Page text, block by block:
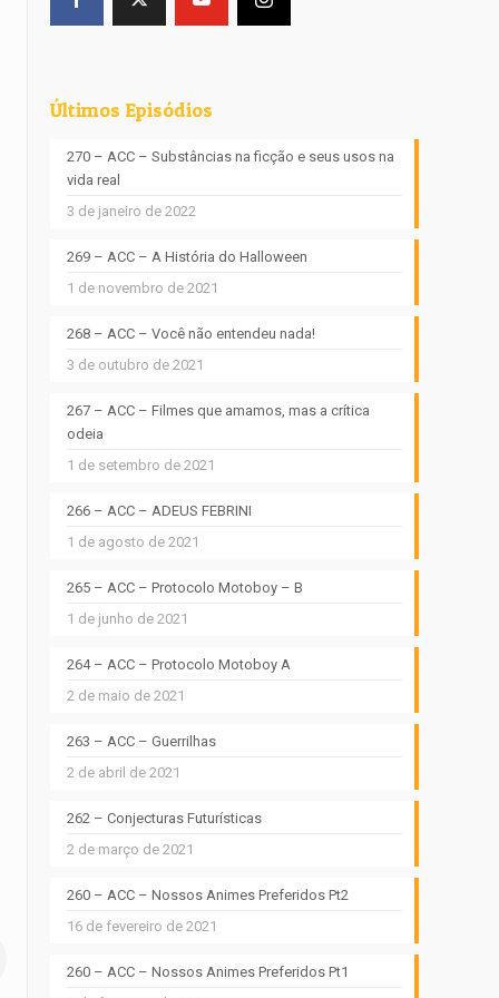
Últimos Episódios
270 – ACC – Substâncias na ficção e seus usos na
vida real
3 de janeiro de 2022
269 – ACC – A História do Halloween
1 de novembro de 2021
268 – ACC – Você não entendeu nada!
3 de outubro de 2021
267 – ACC – Filmes que amamos, mas a crítica
odeia
1 de setembro de 2021
266 – ACC – ADEUS FEBRINI
1 de agosto de 2021
265 – ACC – Protocolo Motoboy – B
1 de junho de 2021
264 – ACC – Protocolo Motoboy A
2 de maio de 2021
263 – ACC – Guerrilhas
2 de abril de 2021
262 – Conjecturas Futurísticas
2 de março de 2021
260 – ACC – Nossos Animes Preferidos Pt2
16 de fevereiro de 2021
260 – ACC – Nossos Animes Preferidos Pt1